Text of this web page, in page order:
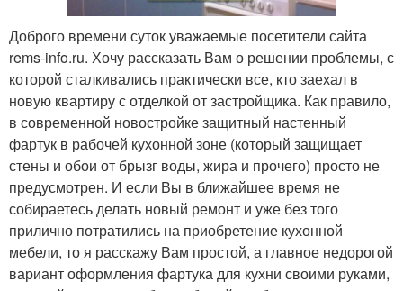
Доброго времени суток уважаемые посетители сайта
rems-info.ru. Хочу рассказать Вам о решении проблемы, с
которой сталкивались практически все, кто заехал в
новую квартиру с отделкой от застройщика. Как правило,
в современной новостройке защитный настенный
фартук в рабочей кухонной зоне (который защищает
стены и обои от брызг воды, жира и прочего) просто не
предусмотрен. И если Вы в ближайшее время не
собираетесь делать новый ремонт и уже без того
прилично потратились на приобретение кухонной
мебели, то я расскажу Вам простой, а главное недорогой
вариант оформления фартука для кухни своими руками,